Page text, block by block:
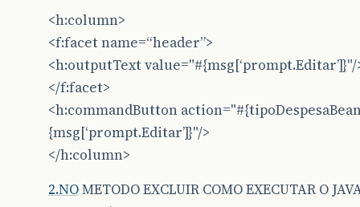
<h:column>
<f:facet name=“header”>
<h:outputText value="#{msg[‘prompt.Editar’]}"/
</f:facet>
<h:commandButton
{msg[‘prompt.Editar’]}"/>
</h:column>
2.NOMETODO EXCLUIR COMO EXECUTAR O